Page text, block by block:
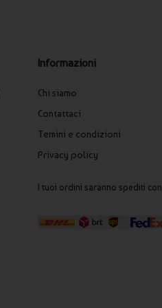
Informazioni
Chi siamo
Contattaci
Temini e condizioni
Privacy policy
I tuoi ordini saranno spediti con